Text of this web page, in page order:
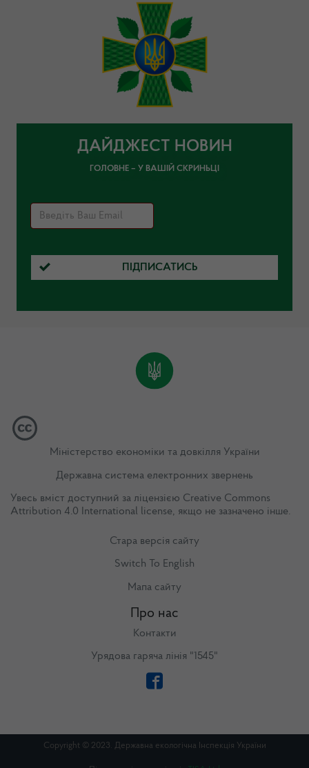
ДАЙДЖЕСТ НОВИН
ГОЛОВНЕ – У ВАШІЙ СКРИНЬЦІ
ПІДПИСАТИСЬ
Міністерство економіки та довкілля України
Державна система електронних звернень
Увесь вміст доступний за ліцензією Creative Commons
Attribution 4.0 International license, якщо не зазначено інше.
Стара версія сайту
Switch To English
Мапа сайту
Про нас
Контакти
Урядова гаряча лінія "1545"
Copyright © 2023. Державна екологічна Інспекція України